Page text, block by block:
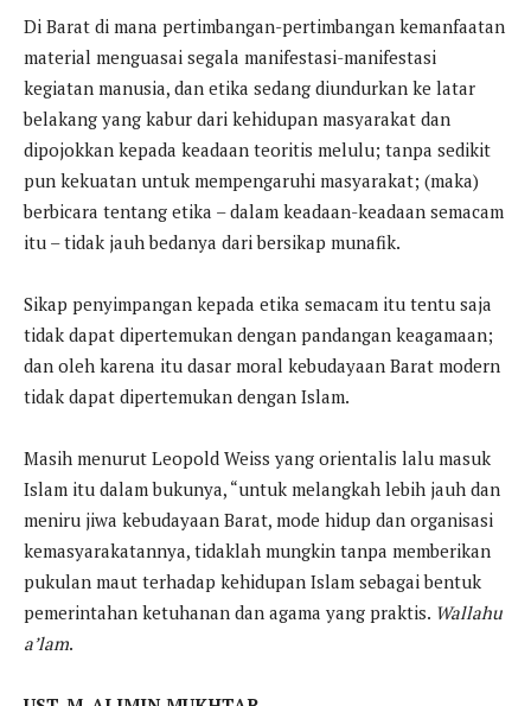
Di Barat di mana pertimbangan-pertimbangan kemanfaatan
material menguasai segala manifestasi-manifestasi
kegiatan manusia, dan etika sedang diundurkan ke latar
belakang yang kabur dari kehidupan masyarakat dan
dipojokkan kepada keadaan teoritis melulu; tanpa sedikit
pun kekuatan untuk mempengaruhi masyarakat; (maka)
berbicara tentang etika – dalam keadaan-keadaan semacam
itu – tidak jauh bedanya dari bersikap munafik.
Sikap penyimpangan kepada etika semacam itu tentu saja
tidak dapat dipertemukan dengan pandangan keagamaan;
dan oleh karena itu dasar moral kebudayaan Barat modern
tidak dapat dipertemukan dengan Islam.
Masih menurut Leopold Weiss yang orientalis lalu masuk
Islam itu dalam bukunya, “untuk melangkah lebih jauh dan
meniru jiwa kebudayaan Barat, mode hidup dan organisasi
kemasyarakatannya, tidaklah mungkin tanpa memberikan
pukulan maut terhadap kehidupan Islam sebagai bentuk
pemerintahan ketuhanan dan agama yang praktis. Wallahu
a’lam.